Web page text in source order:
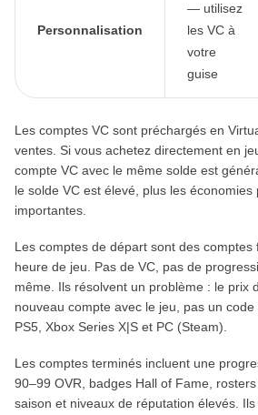
Personnalisation
— utilisez
les VC à
votre
guise
Les comptes VC sont préchargés en
ventes. Si vous achetez directement en
compte VC avec le même solde est
le solde VC est élevé, plus les
importantes.
Les comptes de départ sont des
heure de jeu. Pas de VC, pas de
même. Ils résolvent un problème : le prix
nouveau compte avec le jeu, pas un
PS5, Xbox Series X|S et PC (Steam).
Les comptes terminés incluent une
90–99 OVR, badges Hall of Fame,
saison et niveaux de réputation élevés.